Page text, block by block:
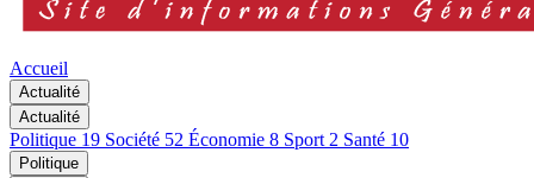
Accueil
Actualité
Actualité
Politique 19 Société 52 Économie 8 Sport 2 Santé 10
Politique